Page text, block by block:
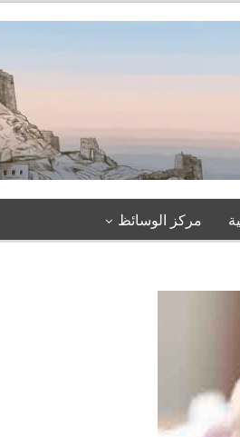
مركز الوسائظ